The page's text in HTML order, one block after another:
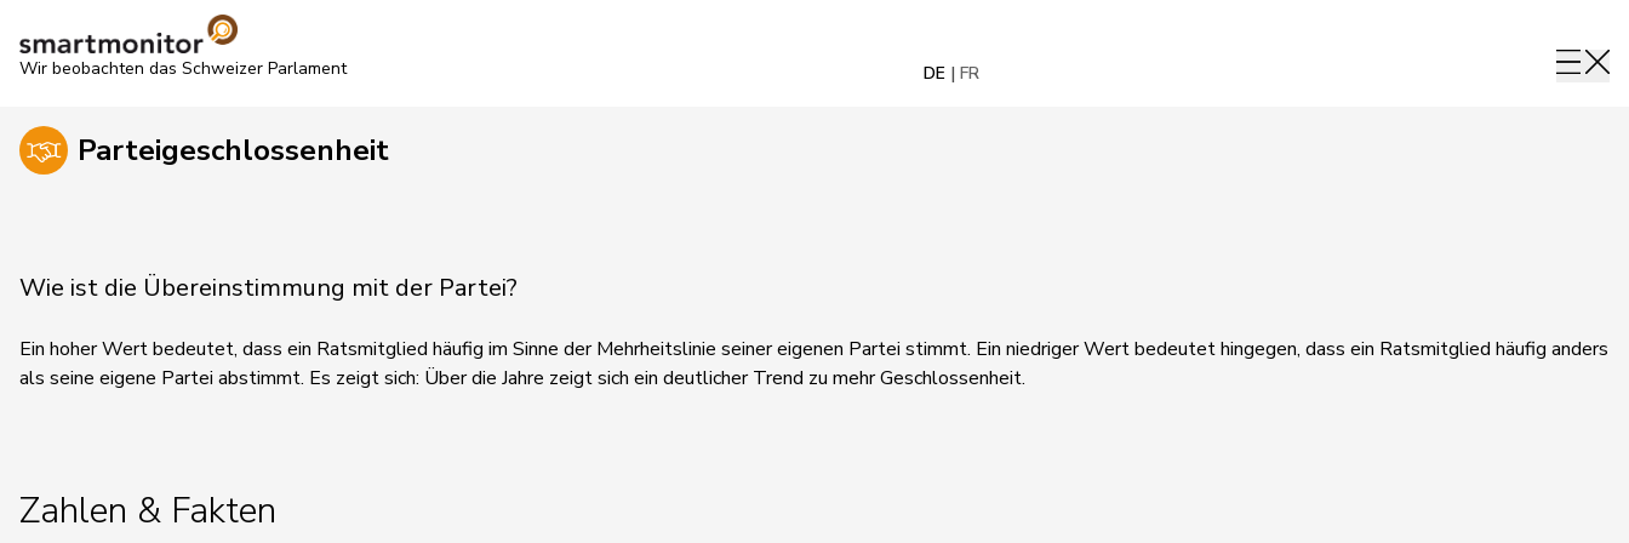
Wir beobachten das Schweizer Parlament DE FR
Parteigeschlossenheit
Wie ist die Übereinstimmung mit der Partei?
Ein hoher Wert bedeutet, dass ein Ratsmitglied häufig im Sinne der Mehrheitslinie seiner eigenen Partei stimmt. Ein niedriger Wert bedeutet hingegen, dass ein Ratsmitglied häufig anders
als seine eigene Partei abstimmt. Es zeigt sich: Über die Jahre zeigt sich ein deutlicher Trend zu mehr Geschlossenheit.
Zahlen & Fakten